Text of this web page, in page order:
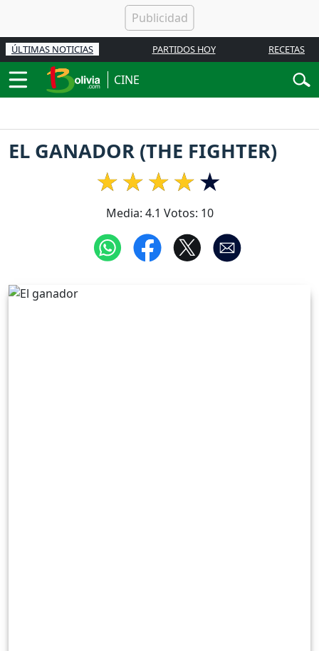
ÚLTIMAS NOTICIAS PARTIDOS HOY RECETAS
CINE
EL GANADOR (THE FIGHTER)
Media: 4.1 Votos: 10